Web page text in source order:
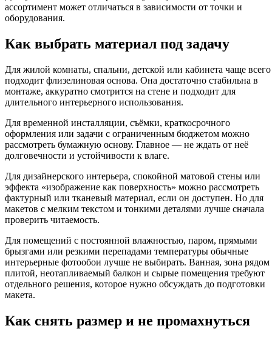
ассортимент может отличаться в зависимости от точки и
оборудования.
Как выбрать материал под задачу
Для жилой комнаты, спальни, детской или кабинета чаще всего
подходит флизелиновая основа. Она достаточно стабильна в
монтаже, аккуратно смотрится на стене и подходит для
длительного интерьерного использования.
Для временной инсталляции, съёмки, краткосрочного
оформления или задачи с ограниченным бюджетом можно
рассмотреть бумажную основу. Главное — не ждать от неё
долговечности и устойчивости к влаге.
Для дизайнерского интерьера, спокойной матовой стены или
эффекта «изображение как поверхность» можно рассмотреть
фактурный или тканевый материал, если он доступен. Но для
макетов с мелким текстом и тонкими деталями лучше сначала
проверить читаемость.
Для помещений с постоянной влажностью, паром, прямыми
брызгами или резкими перепадами температуры обычные
интерьерные фотообои лучше не выбирать. Ванная, зона рядом
плитой, неотапливаемый балкон и сырые помещения требуют
отдельного решения, которое нужно обсуждать до подготовки
макета.
Как снять размер и не промахнуться